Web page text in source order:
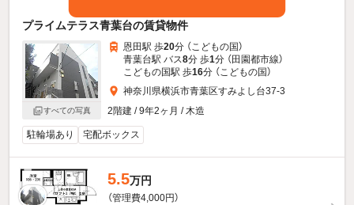
プライムテラス青葉台の賃貸物件
すべての写真
恩田駅 歩20分 （こどもの国）
青葉台駅 バス8分 歩1分 （田園都市線）
こどもの国駅 歩16分 （こどもの国）
神奈川県横浜市青葉区すみよし台37-3
2階建 / 9年2ヶ月 / 木造
駐輪場あり 宅配ボックス
5.5万円
（管理費4,000円）